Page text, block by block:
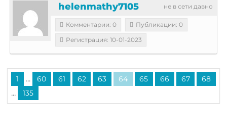
не в сети давно
helenmathy7105
Комментарии: 0
Публикации: 0
Регистрация: 10-01-2023
1 ... 60 61 62 63 64 65 66 67 68
... 135